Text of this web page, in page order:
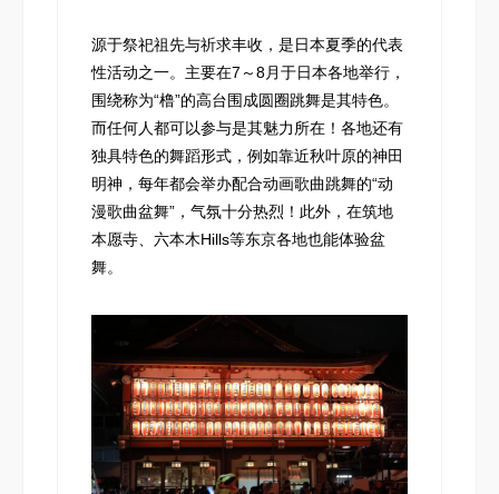
源于祭祀祖先与祈求丰收，是日本夏季的代表
性活动之一。主要在7～8月于日本各地举行，
围绕称为“橹”的高台围成圆圈跳舞是其特色。
而任何人都可以参与是其魅力所在！各地还有
独具特色的舞蹈形式，例如靠近秋叶原的神田
明神，每年都会举办配合动画歌曲跳舞的“动
漫歌曲盆舞”，气氛十分热烈！此外，在筑地
本愿寺、六本木Hills等东京各地也能体验盆
舞。